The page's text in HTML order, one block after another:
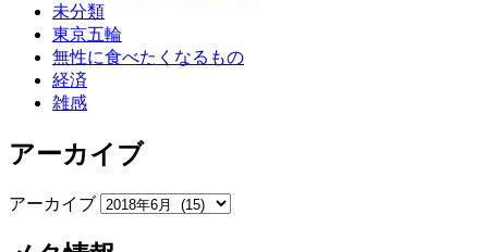
未分類
東京五輪
無性に食べたくなるもの
経済
雑感
アーカイブ
アーカイブ